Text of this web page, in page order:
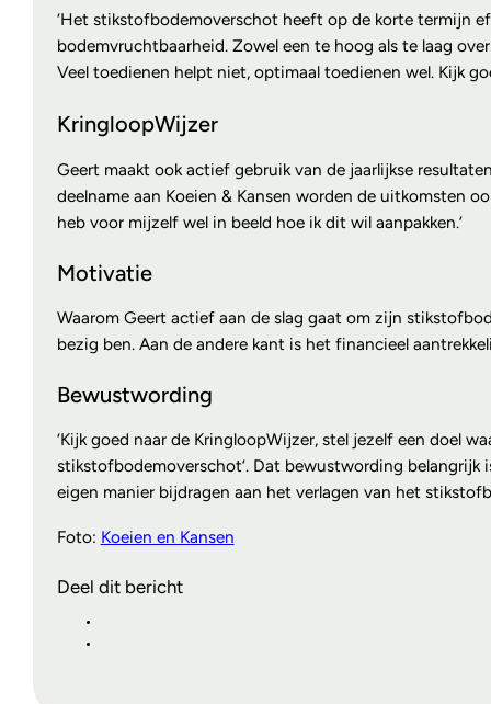
‘Het stikstofbodemoverschot heeft op de korte termijn
bodemvruchtbaarheid. Zowel een te hoog als te laag
Veel toedienen helpt niet, optimaal toedienen wel. Kijk
KringloopWijzer
Geert maakt ook actief gebruik van de jaarlijkse
deelname aan Koeien & Kansen worden de uitkomsten
heb voor mijzelf wel in beeld hoe ik dit wil aanpakken.’
Motivatie
Waarom Geert actief aan de slag gaat om zijn
bezig ben. Aan de andere kant is het financieel
Bewustwording
‘Kijk goed naar de KringloopWijzer, stel jezelf een doel
stikstofbodemoverschot’. Dat bewustwording belangrijk
eigen manier bijdragen aan het verlagen van het
Foto: Koeien en Kansen
Deel dit bericht